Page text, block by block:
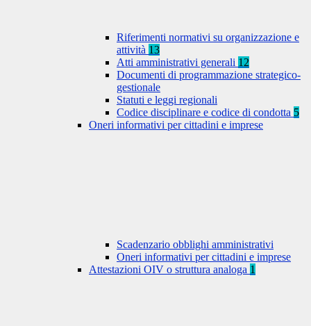
Riferimenti normativi su organizzazione e
attività 13
Atti amministrativi generali 12
Documenti di programmazione strategico-
gestionale
Statuti e leggi regionali
Codice disciplinare e codice di condotta 5
Oneri informativi per cittadini e imprese
Scadenzario obblighi amministrativi
Oneri informativi per cittadini e imprese
Attestazioni OIV o struttura analoga 1